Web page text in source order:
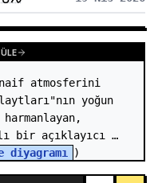
GÖRÜNTÜLE
atmosferini
yoğun
bir açıklayıcı
diyagramı
)